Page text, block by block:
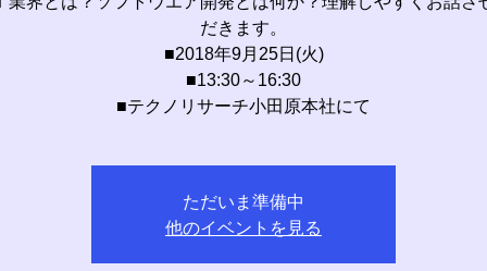
だきます。
■2018年9月25日(火)
■13:30～16:30
■テクノリサーチ小田原本社にて
ただいま準備中
他のイベントを見る